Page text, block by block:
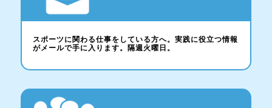
スポーツに関わる仕事をしている方へ。実践に役立つ情報
がメールで手に入ります。隔週火曜日。